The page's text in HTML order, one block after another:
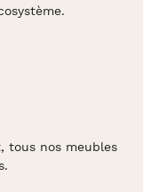
tous nos meubles